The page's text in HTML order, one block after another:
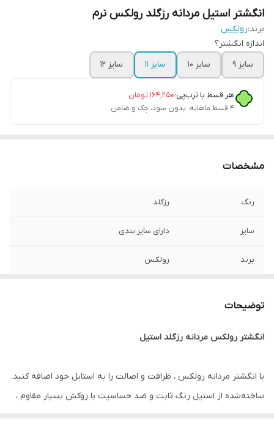
انگشتر استیل مردانه رزگلد رولکس نرم
برند:رولکس
اندازه انگشتر؟
سایز ۹
سایز ۱۰ سایز ۱۱ سایز ۱۲
هر قسط با ترب‌پی:۱۶۴٬۲۵۰ تومان
۴ قسط ماهانه. بدون سود، چک و ضامن.
مشخصات
رنگ رزگلد
سایز دارای سایز بندی
برند رولکس
توضیحات
انگشتر رولکس مردانه رزگلد استیل
با انگشتر مردانه رولکس ، ظرافت و اصالت را به استایل خود اضافه کنید.
ساخته‌شده از استیل رنگ ثابت و ضد حساسیت با روکش بسیار مقاوم ،